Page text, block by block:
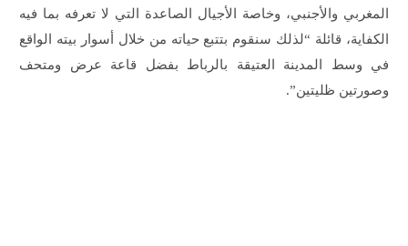
المغربي والأجنبي، وخاصة الأجيال الصاعدة التي لا تعرفه بما فيه
الكفاية، قائلة “لذلك سنقوم بتتبع حياته من خلال أسوار بيته الواقع
في وسط المدينة العتيقة بالرباط بفضل قاعة عرض ومتحف
وصورتين ظليتين”.